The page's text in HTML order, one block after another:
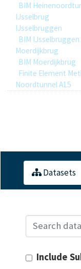
BIM
IJsselbrug
IJsselbruggen
BIM IJsselbruggen
Moerdijkbrug
BIM Moerdijkbrug
Finite Element
Noordtunnel A15
Datasets
Include